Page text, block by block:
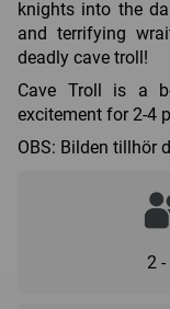
knights into the
and terrifying
deadly cave troll!
Cave Troll is a
excitement for 2-4
OBS: Bilden tillhör
2